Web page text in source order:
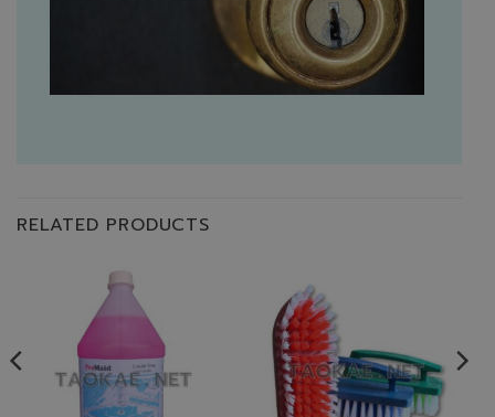
RELATED PRODUCTS